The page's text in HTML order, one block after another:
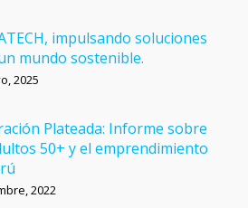
impulsando soluciones
mundo sostenible.
2025
Plateada: Informe sobre
50+ y el emprendimiento
2022